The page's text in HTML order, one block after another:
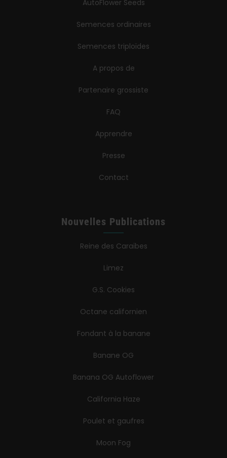
AutoFlower Seeds
Semences ordinaires
Semences triploïdes
A propos de
Partenaire grossiste
FAQ
Apprendre
Presse
Contact
Nouvelles Publications
Reine des Caraïbes
Limez
G.S. Cookies
Octane californien
Fondant à la banane
Banane OG
Banana OG Autoflower
California Haze
Poulet et gaufres
Moon Fog